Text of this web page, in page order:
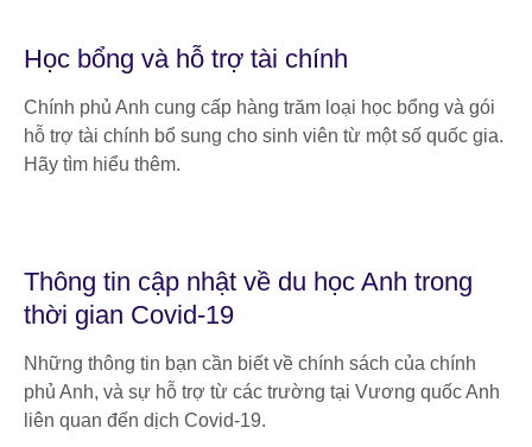
Học bổng và hỗ trợ tài chính
Chính phủ Anh cung cấp hàng trăm loại học bổng và gói
hỗ trợ tài chính bổ sung cho sinh viên từ một số quốc gia.
Hãy tìm hiểu thêm.
Thông tin cập nhật về du học Anh trong
thời gian Covid-19
Những thông tin bạn cần biết về chính sách của chính
phủ Anh, và sự hỗ trợ từ các trường tại Vương quốc Anh
liên quan đến dịch Covid-19.